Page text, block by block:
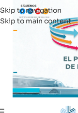
Skip to navigation
Skip to main content